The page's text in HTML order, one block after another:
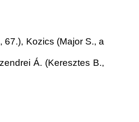
67.), Kozics (Major S., a
Á. (Keresztes B.,